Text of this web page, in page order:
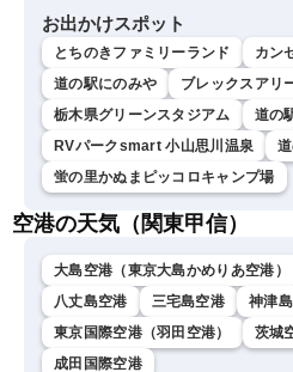
お出かけスポット
とちのきファミリーランド
カン
道の駅にのみや
ブレックスアリ
栃木県グリーンスタジアム
道の
RVパークsmart 小山思川温泉
蛍の里かぬまピッコロキャンプ場
空港の天気（関東甲信）
大島空港（東京大島かめりあ空港）
八丈島空港
三宅島空港 神津
東京国際空港（羽田空港）
茨城
成田国際空港